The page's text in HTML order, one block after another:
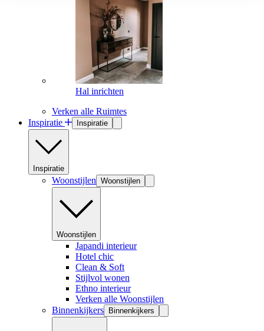
Hal inrichten
Verken alle Ruimtes
Inspiratie
Inspiratie
Inspiratie
Woonstijlen Woonstijlen
Woonstijlen
Japandi interieur
Hotel chic
Clean & Soft
Stijlvol wonen
Ethno interieur
Verken alle Woonstijlen
Binnenkijkers
Binnenkijkers